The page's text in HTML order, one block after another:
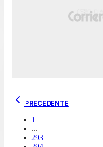
PRECEDENTE
1
...
293